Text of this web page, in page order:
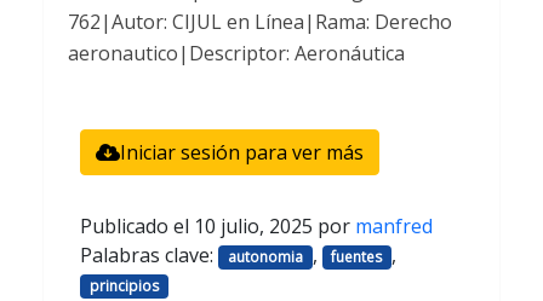
762|Autor: CIJUL en Línea|Rama: Derecho
aeronautico|Descriptor: Aeronáutica
Iniciar sesión para ver más
Publicado el 10 julio, 2025 por manfred
Palabras clave:
autonomia , fuentes ,
principios